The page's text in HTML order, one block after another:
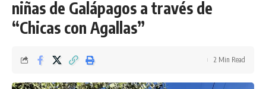
niñas de Galápagos a través de
“Chicas con Agallas”
2 Min Read